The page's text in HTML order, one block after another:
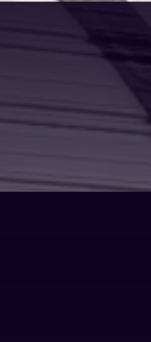
LABORATORI
LA LLEGENDA DEL
RESERVAR
ESPAÑOL